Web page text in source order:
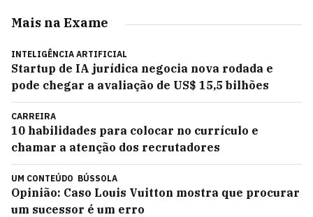
Mais na Exame
INTELIGÊNCIA ARTIFICIAL
Startup de IA jurídica negocia nova rodada e
pode chegar a avaliação de US$ 15,5 bilhões
CARREIRA
10 habilidades para colocar no currículo e
chamar a atenção dos recrutadores
UM CONTEÚDO BÚSSOLA
Opinião: Caso Louis Vuitton mostra que procurar
um sucessor é um erro